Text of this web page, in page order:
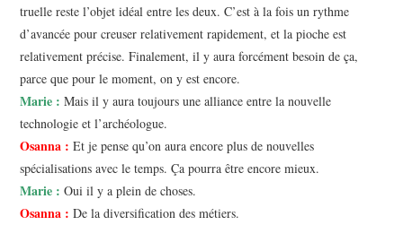
truelle reste l’objet idéal entre les deux. C’est à la fois un rythme
d’avancée pour creuser relativement rapidement, et la pioche est
relativement précise. Finalement, il y aura forcément besoin de ça,
parce que pour le moment, on y est encore.
Marie : Mais il y aura toujours une alliance entre la nouvelle
technologie et l’archéologue.
Osanna : Et je pense qu’on aura encore plus de nouvelles
spécialisations avec le temps. Ça pourra être encore mieux.
Marie : Oui il y a plein de choses.
Osanna : De la diversification des métiers.